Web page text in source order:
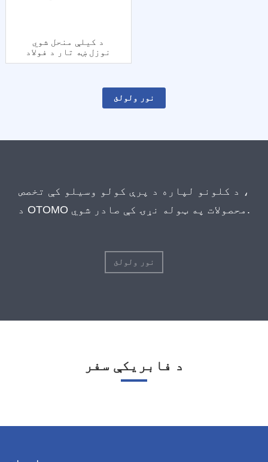
د کیلې منحل شوي
نوزل ​​​​ښه تار د فولاد
جاکټ سره
نور ولولئ
د کلونو لپاره د پرې کولو وسیلو کې تخصص ،
د OTOMO محصولات په ټوله نړۍ کې صادر شوي.
نور ولولئ
د فابریکې سفر